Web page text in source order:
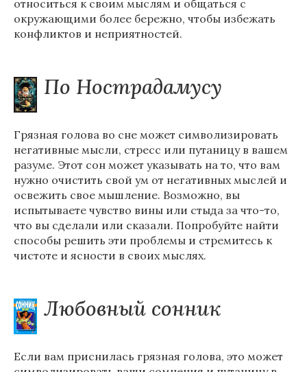
относиться к своим мыслям и общаться с
окружающими более бережно, чтобы избежать
конфликтов и неприятностей.
По Нострадамусу
Грязная голова во сне может символизировать
негативные мысли, стресс или путаницу в вашем
разуме. Этот сон может указывать на то, что вам
нужно очистить свой ум от негативных мыслей и
освежить свое мышление. Возможно, вы
испытываете чувство вины или стыда за что-то,
что вы сделали или сказали. Попробуйте найти
способы решить эти проблемы и стремитесь к
чистоте и ясности в своих мыслях.
Любовный сонник
Если вам приснилась грязная голова, это может